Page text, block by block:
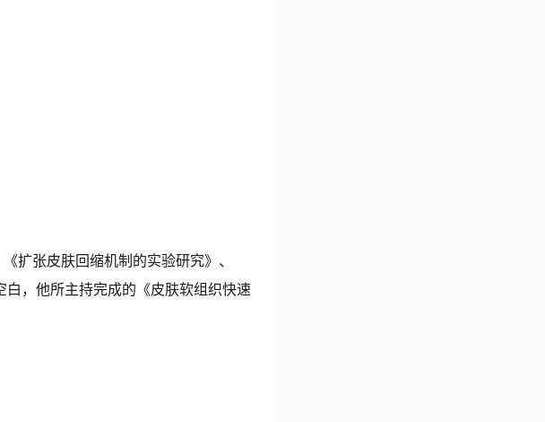
扩张皮肤回缩机制的实验研究》、
白，他所主持完成的《皮肤软组织快速